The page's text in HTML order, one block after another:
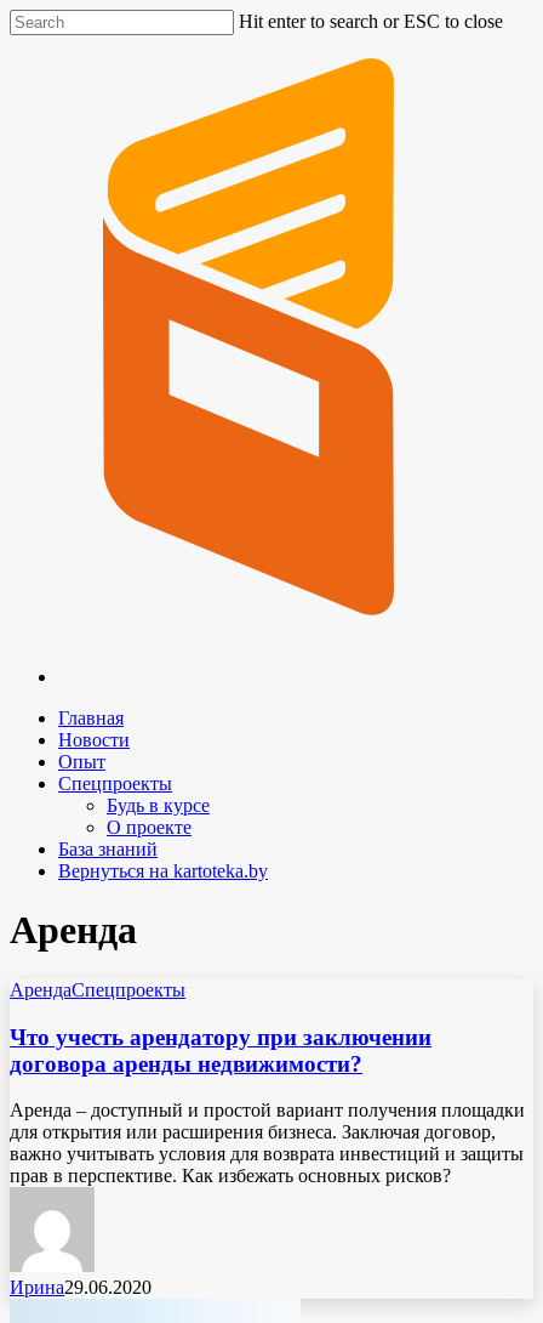
Hit enter to search or ESC to close
Главная
Новости
Опыт
Спецпроекты
Будь в курсе
О проекте
База знаний
Вернуться на kartoteka.by
Аренда
АрендаСпецпроекты
Что учесть арендатору при заключении
договора аренды недвижимости?
Аренда – доступный и простой вариант получения площадки
для открытия или расширения бизнеса. Заключая договор,
важно учитывать условия для возврата инвестиций и защиты
прав в перспективе. Как избежать основных рисков?
Ирина29.06.2020